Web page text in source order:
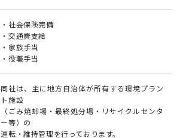
・社会保険完備
・交通費支給
・家族手当
・役職手当
同社は、主に地方自治体が所有する環境プラン
ト施設
（ごみ焼却場・最終処分場・リサイクルセンタ
ー等）の
運転・維持管理を行っております。